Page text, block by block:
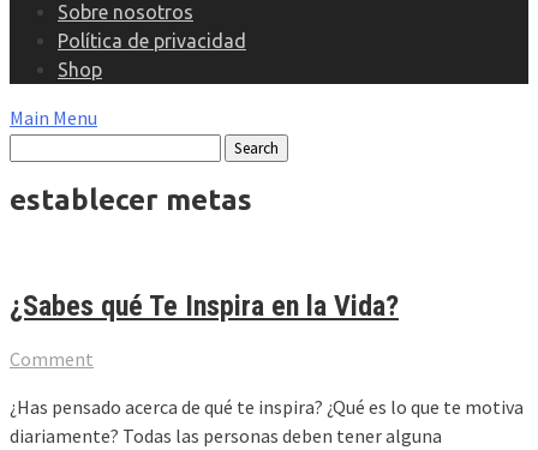
Sobre nosotros
Política de privacidad
Shop
Main Menu
establecer metas
¿Sabes qué Te Inspira en la Vida?
Comment
¿Has pensado acerca de qué te inspira? ¿Qué es lo que te motiva
diariamente? Todas las personas deben tener alguna